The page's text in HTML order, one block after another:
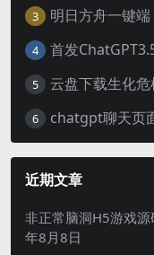
3 明日方舟一键
4 首发
5
6 chatgpt聊天页
近期文章
非正常脑洞H5游戏
年8月8日